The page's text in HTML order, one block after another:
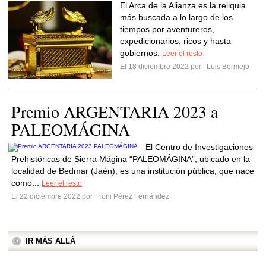
El Arca de la Alianza es la reliquia
más buscada a lo largo de los
tiempos por aventureros,
expedicionarios, ricos y hasta
gobiernos.
Leer el resto
El 18 diciembre 2022 por
Luis Bermejo
Premio ARGENTARIA 2023 a
PALEOMÁGINA
El Centro de Investigaciones
Prehistóricas de Sierra Mágina “PALEOMÁGINA”, ubicado en la
localidad de Bedmar (Jaén), es una institución pública, que nace
como...
Leer el resto
El 22 diciembre 2022 por
Toni Pérez Fernández
IR MÁS ALLÁ